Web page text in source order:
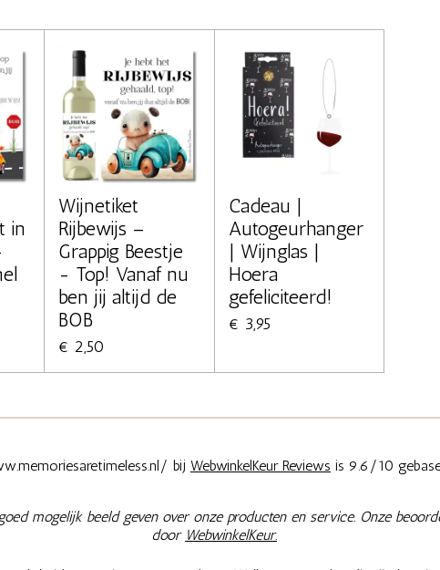
in
Wijnetiket
Rijbewijs –
Grappig Beestje
- Top! Vanaf nu
ben jij altijd de
BOB
€ 2,50
Cadeau |
Autogeurhanger
| Wijnglas |
Hoera
gefeliciteerd!
€ 3,95
bij WebwinkelKeur Reviews is 9.6/10
mogelijk beeld geven over onze producten en service. Onze
door WebwinkelKeur.